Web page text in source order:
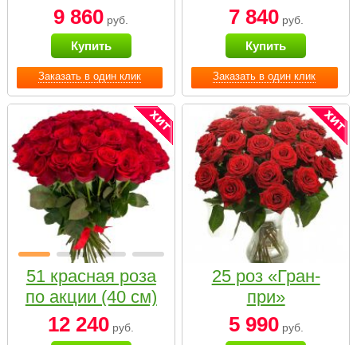
Заказать в один клик
9 860 руб.
Купить
Заказать в один клик
7 840руб.
Купить
51 красная роза
по акции (40 см)
12 240 руб.
25 роз «Гран-
при»
5 990руб.